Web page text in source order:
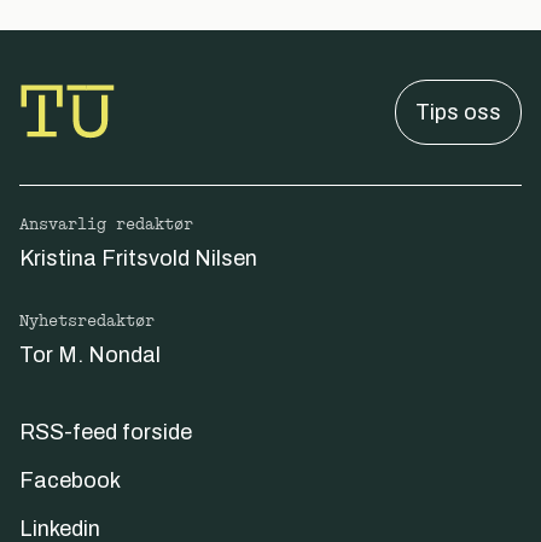
Tips oss
Ansvarlig redaktør
Kristina Fritsvold Nilsen
Nyhetsredaktør
Tor M. Nondal
RSS-feed forside
Facebook
Linkedin